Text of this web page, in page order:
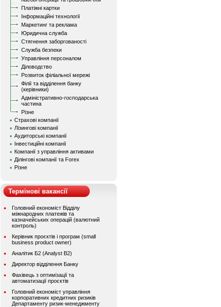
Платіжні картки
Інформаційні технології
Маркетинг та реклама
Юридична служба
Стягнення заборгованості
Служба безпеки
Управління персоналом
Діловодство
Розвиток філіальної мережі
Філії та відділення банку
(керівники)
Адміністративно-господарська
частина
Різне
Страхові компанії
Лізингові компанії
Аудиторські компанії
Інвестиційні компанії
Компанії з управління активами
Ділінгові компанії та Forex
Різне
Термінові вакансії
Головний економіст Відділу
міжнародних платежів та
казначейських операцій (валютний
контроль)
Керівник проєктів і програм (small
business product owner)
Аналітик Б2 (Analyst B2)
Директор відділення Банку
Фахівець з оптимізації та
автоматизації проєктів
Головний економіст управління
корпоративних кредитних ризиків
Департаменту ризик-менеджменту